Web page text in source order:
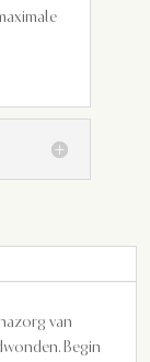
van
Begin